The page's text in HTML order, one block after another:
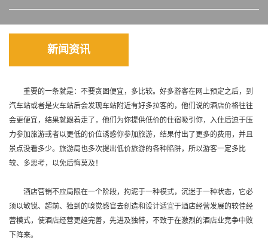
新闻资讯
重要的一条就是：不要贪图便宜，多比较。好多游客在网上预定之后，到
汽车站或者是火车站后会发现车站附近有好多拉客的，他们说的酒店价格往往
会更便宜，结果就跟着走了，他们为你提供低价的住宿吸引你，入住后迫于压
力参加旅游或者以更低的价位诱惑你参加旅游，结果付出了更多的费用，并且
景点没看多少。旅游局也多次提出低价旅游的各种陷阱，所以游客一定多比
较、多思考，以免后悔莫及！
酒店营销不应局限在一个阶段，拘泥于一种模式，沉迷于一种状态，它必
须以敏锐、超前、独到的嗅觉感官去创造和设计适宜于酒店经营发展的较佳经
营模式，使酒店经营更趋完善，先进及独特，不致于在激烈的酒店业竞争中败
下阵来。